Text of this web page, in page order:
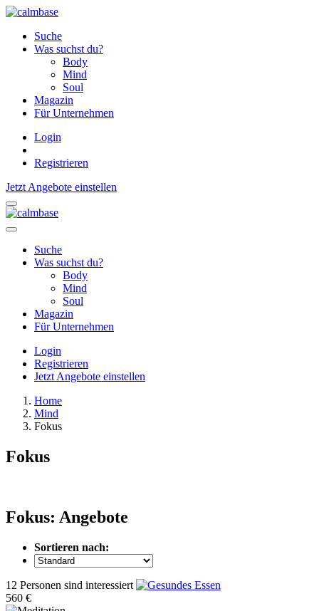
Suche
Was suchst du?
Body
Mind
Soul
Magazin
Für Unternehmen
Login
Registrieren
Jetzt Angebote einstellen
Suche
Was suchst du?
Body
Mind
Soul
Magazin
Für Unternehmen
Login
Registrieren
Jetzt Angebote einstellen
Home
Mind
Fokus
Fokus
Fokus: Angebote
Sortieren nach:
12 Personen sind interessiert
560 €